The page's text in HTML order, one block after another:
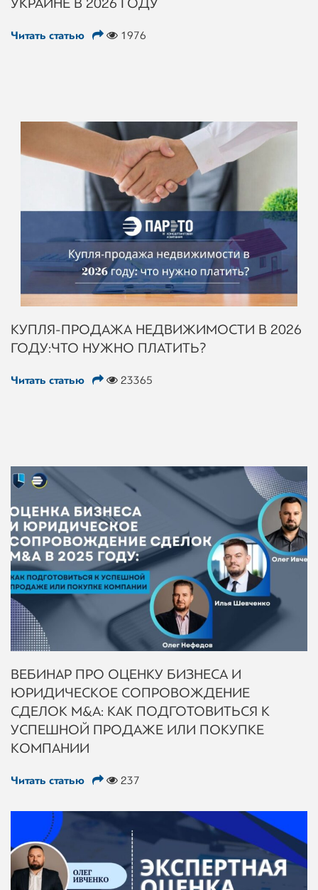
УКРАИНЕ В 2026 ГОДУ
Читать статью 1976
КУПЛЯ-ПРОДАЖА НЕДВИЖИМОСТИ В 2026
ГОДУ: ЧТО НУЖНО ПЛАТИТЬ?
Читать статью 23365
ВЕБИНАР ПРО ОЦЕНКУ БИЗНЕСА И
ЮРИДИЧЕСКОЕ СОПРОВОЖДЕНИЕ
СДЕЛОК M&A: КАК ПОДГОТОВИТЬСЯ К
УСПЕШНОЙ ПРОДАЖЕ ИЛИ ПОКУПКЕ
КОМПАНИИ
Читать статью 237